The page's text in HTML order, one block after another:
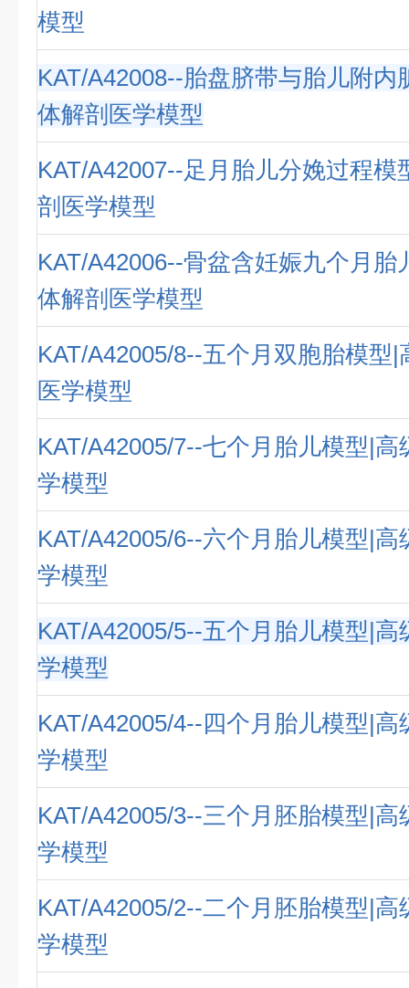
模型
KAT/A42008--胎盘脐带与胎儿附内
体解剖医学模型
KAT/A42007--足月胎儿分娩过程模
剖医学模型
KAT/A42006--骨盆含妊娠九个月胎
体解剖医学模型
KAT/A42005/8--五个月双胞胎模型|
医学模型
KAT/A42005/7--七个月胎儿模型|高
学模型
KAT/A42005/6--六个月胎儿模型|高
学模型
KAT/A42005/5--五个月胎儿模型|高
学模型
KAT/A42005/4--四个月胎儿模型|高
学模型
KAT/A42005/3--三个月胚胎模型|高
学模型
KAT/A42005/2--二个月胚胎模型|高
学模型